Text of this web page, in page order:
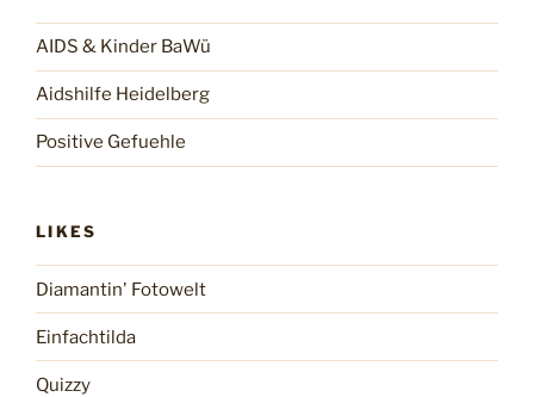
AIDS & Kinder BaWü
Aidshilfe Heidelberg
Positive Gefuehle
LIKES
Diamantin' Fotowelt
Einfachtilda
Quizzy